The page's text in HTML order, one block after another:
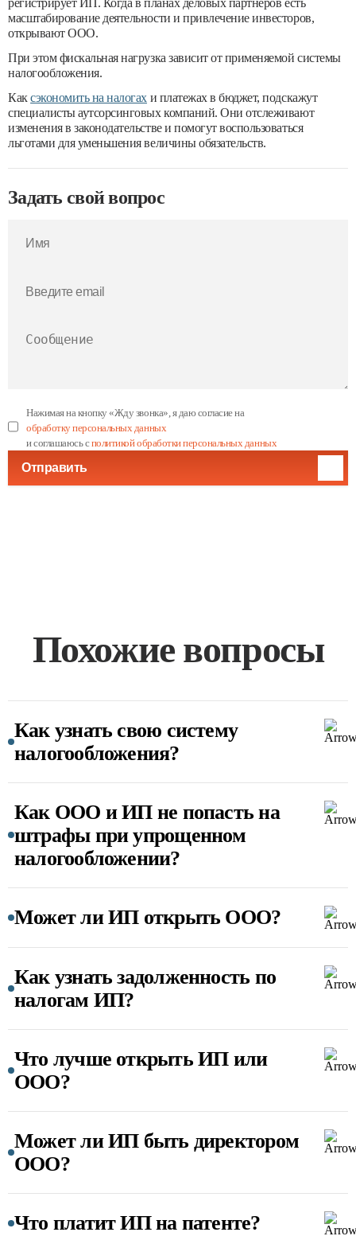
масштабирование деятельности и привлечение инвесторов,
открывают ООО.
При этом фискальная нагрузка зависит от применяемой системы
налогообложения.
Каксэкономить на налогах и платежах в бюджет, подскажут
специалисты аутсорсинговых компаний. Они отслеживают
изменения в законодательстве и помогут воспользоваться
льготами для уменьшения величины обязательств.
Задать свой вопрос
Нажимая на кнопку «Жду звонка», я даю согласие на
обработку персональных данных
и соглашаюсь сполитикой обработки персональных данных
Отправить
Похожие вопросы
Как узнать свою систему
налогообложения?
Как ООО и ИП не попасть на
штрафы при упрощенном
налогообложении?
Может ли ИП открыть ООО?
Как узнать задолженность по
налогам ИП?
Что лучше открыть ИП или
ООО?
Может ли ИП быть директором
ООО?
Что платит ИП на патенте?